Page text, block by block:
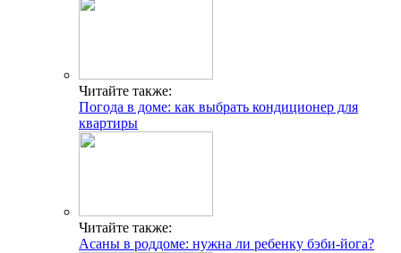
Читайте также:
Погода в доме: как выбрать кондиционер для
квартиры
Читайте также:
Асаны в роддоме: нужна ли ребенку бэби-йога?